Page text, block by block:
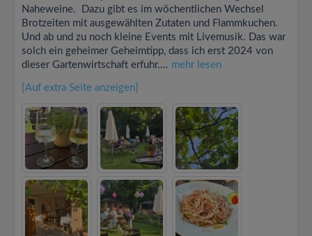
Naheweine. Dazu gibt es im wöchentlichen Wechsel
Brotzeiten mit ausgewählten Zutaten und Flammkuchen.
Und ab und zu noch kleine Events mit Livemusik. Das war
solch ein geheimer Geheimtipp, dass ich erst 2024 von
dieser Gartenwirtschaft erfuhr.... mehr lesen
[Auf extra Seite anzeigen]